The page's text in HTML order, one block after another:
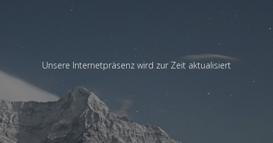
Unsere Internetpräsenz wird zur Zeit aktualisiert